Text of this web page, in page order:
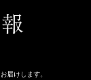
届けします。